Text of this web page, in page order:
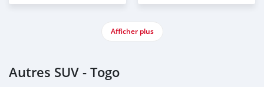
Afficher plus
Autres SUV - Togo